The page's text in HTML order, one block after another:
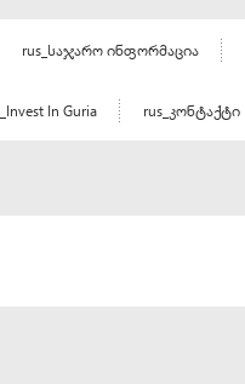
rus_საჯარო ინფორმაცია
In Guria rus_კონტაქტი